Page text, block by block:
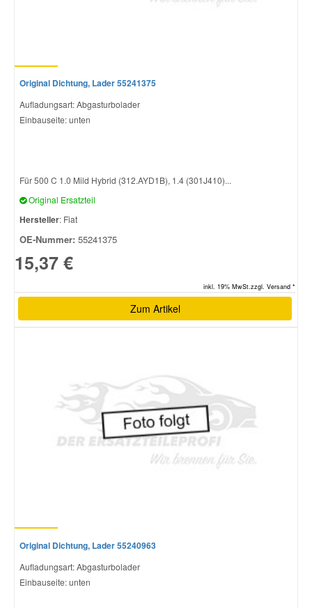
Original Dichtung, Lader 55241375
Aufladungsart: Abgasturbolader
Einbauseite: unten
Für 500 C 1.0 Mild Hybrid (312.AYD1B), 1.4 (301J410)...
Original Ersatzteil
Hersteller: Fiat
OE-Nummer: 55241375
15,37 €
inkl. 19% MwSt.zzgl. Versand *
Zum Artikel
Original Dichtung, Lader 55240963
Aufladungsart: Abgasturbolader
Einbauseite: unten